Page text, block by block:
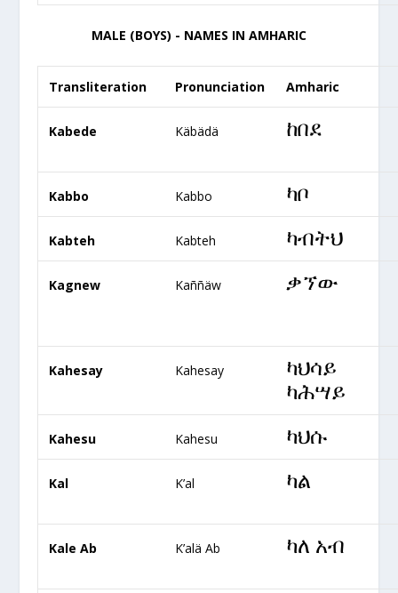
MALE (BOYS) - NAMES IN AMHARIC
Transliteration Pronunciation Amharic
Kabede Käbädä ከበደ
Kabbo Kabbo ካቦ
Kabteh Kabteh ካብትህ
Kagnew Kaññäw ቃኘው
Kahesay Kahesay
ካህሳይ
ካሕሣይ
Kahesu Kahesu ካህሱ
Kal K’al ካል
Kale Ab K’alä Ab ካለ አብ